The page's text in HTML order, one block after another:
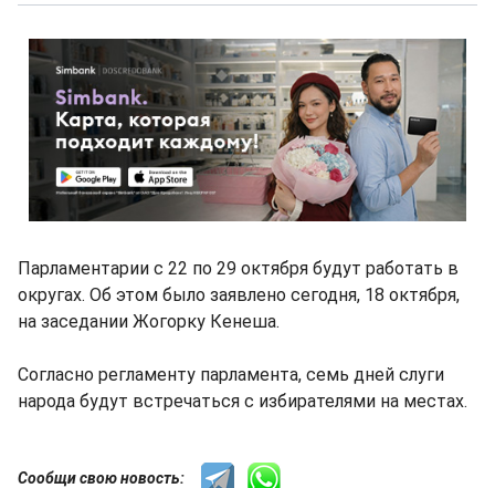
Парламентарии с 22 по 29 октября будут работать в
округах. Об этом было заявлено сегодня, 18 октября,
на заседании Жогорку Кенеша.
Согласно регламенту парламента, семь дней слуги
народа будут встречаться с избирателями на местах.
Сообщи свою новость: